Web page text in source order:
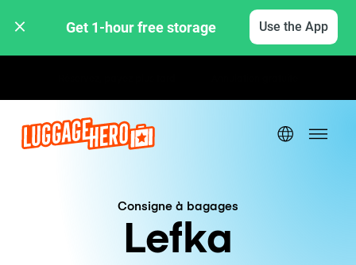
Get 1-hour free storage Use the App
Consigne à bagages
Lefka